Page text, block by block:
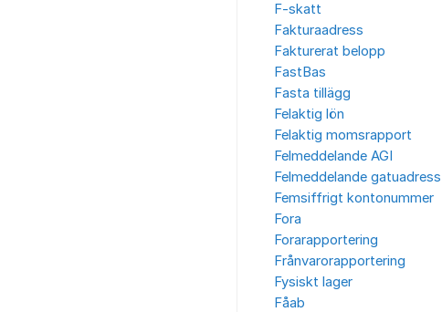
F-skatt
Fakturaadress
Fakturerat belopp
FastBas
Fasta tillägg
Felaktig lön
Felaktig momsrapport
Felmeddelande AGI
Felmeddelande gatuadress
Femsiffrigt kontonummer
Fora
Forarapportering
Frånvarorapportering
Fysiskt lager
Fåab